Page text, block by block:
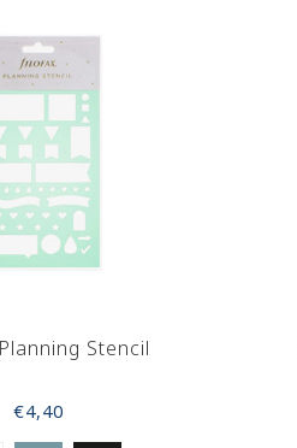
Stencil
€4,40